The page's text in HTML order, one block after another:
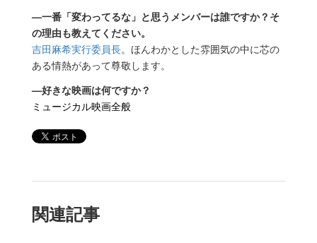
—一番「変わってるな」と思うメンバーは誰ですか？そ
の理由も教えてください。
吉田麻希実行委員長。ほんわかとした雰囲気の中に芯の
ある情熱があって尊敬します。
—好きな映画は何ですか？
ミュージカル映画全般
関連記事